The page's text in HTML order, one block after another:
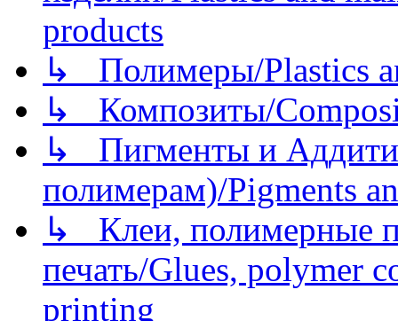
products
↳ Полимеры/Plastics
↳ Композиты/
↳ Пигменты и
полимерам)/Pigments
↳ Клеи, полимерные
печать/Glues, polymer
printing